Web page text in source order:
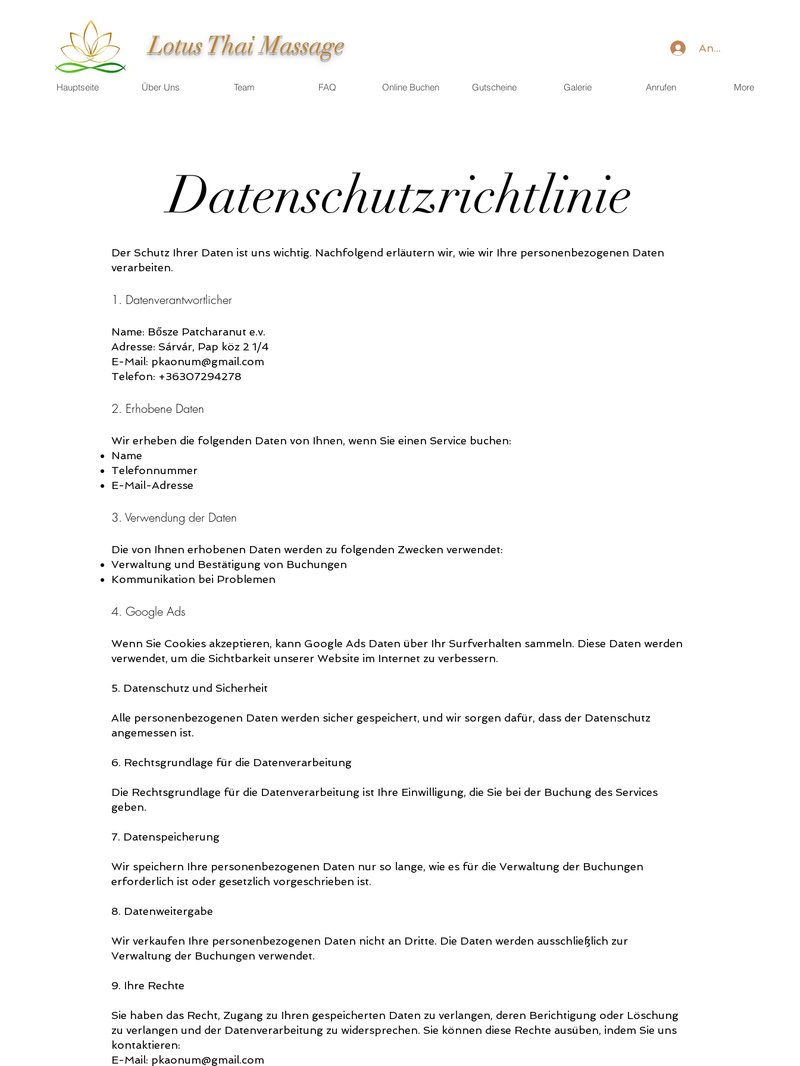
Lotus Thai Massage Anmelden
Hauptseite Über Uns Team FAQ Online Buchen Gutscheine Galerie Anrufen More
Datenschutzrichtlinie
Der Schutz Ihrer Daten ist uns wichtig. Nachfolgend erläutern wir, wie wir Ihre personenbezogenen Daten
verarbeiten.
1. Datenverantwortlicher
Name: Bősze Patcharanut e.v.
Adresse: Sárvár, Pap köz 2 1/4
E-Mail: pkaonum@gmail.com
Telefon: +36307294278
2. Erhobene Daten
Wir erheben die folgenden Daten von Ihnen, wenn Sie einen Service buchen:
Name
Telefonnummer
E-Mail-Adresse
3. Verwendung der Daten
Die von Ihnen erhobenen Daten werden zu folgenden Zwecken verwendet:
Verwaltung und Bestätigung von Buchungen
Kommunikation bei Problemen
4. Google Ads
Wenn Sie Cookies akzeptieren, kann Google Ads Daten über Ihr Surfverhalten sammeln. Diese Daten werden
verwendet, um die Sichtbarkeit unserer Website im Internet zu verbessern.
5. Datenschutz und Sicherheit
Alle personenbezogenen Daten werden sicher gespeichert, und wir sorgen dafür, dass der Datenschutz
angemessen ist.
6. Rechtsgrundlage für die Datenverarbeitung
Die Rechtsgrundlage für die Datenverarbeitung ist Ihre Einwilligung, die Sie bei der Buchung des Services
geben.
7. Datenspeicherung
Wir speichern Ihre personenbezogenen Daten nur so lange, wie es für die Verwaltung der Buchungen
erforderlich ist oder gesetzlich vorgeschrieben ist.
8. Datenweitergabe
Wir verkaufen Ihre personenbezogenen Daten nicht an Dritte. Die Daten werden ausschließlich zur
Verwaltung der Buchungen verwendet.
9. Ihre Rechte
Sie haben das Recht, Zugang zu Ihren gespeicherten Daten zu verlangen, deren Berichtigung oder Löschung
zu verlangen und der Datenverarbeitung zu widersprechen. Sie können diese Rechte ausüben, indem Sie uns
kontaktieren:
E-Mail: pkaonum@gmail.com